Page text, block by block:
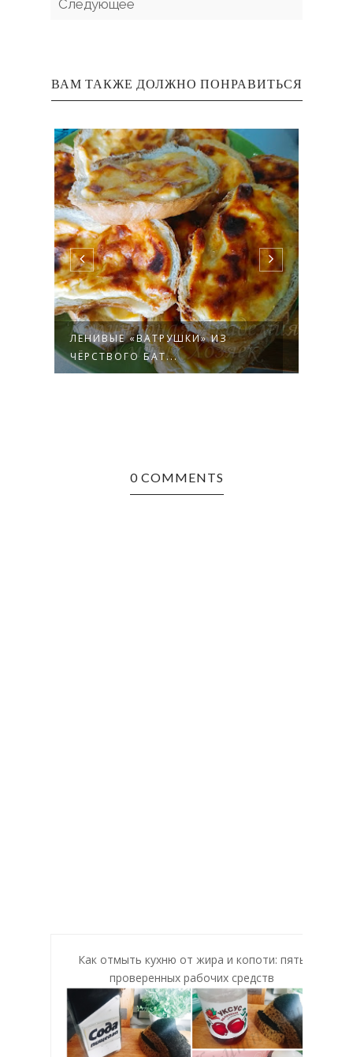
Следующее
ВАМ ТАКЖЕ ДОЛЖНО ПОНРАВИТЬСЯ
ЛЕНИВЫЕ «ВАТРУШКИ» ИЗ
ЧЁРСТВОГО БАТ...
0 COMMENTS
Как отмыть кухню от жира и копоти: пять
проверенных рабочих средств